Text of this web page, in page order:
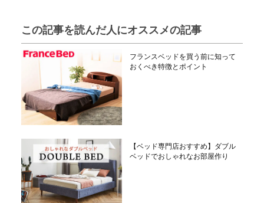
この記事を読んだ人にオススメの記事
フランスベッドを買う前に知って
おくべき特徴とポイント
【ベッド専門店おすすめ】ダブル
ベッドでおしゃれなお部屋作り